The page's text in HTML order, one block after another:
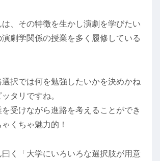
、その特徴を生かし演劇を学びたい
劇学関係の授業を多く履修している
択では何を勉強したいかを決めかね
タリですね。
受けながら進路を考えることができ
くちゃ魅力的！
く「大学にいろいろな選択肢が用意